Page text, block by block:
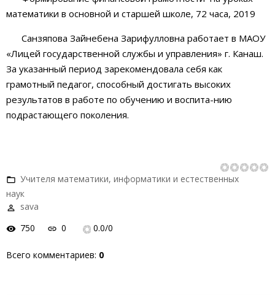
математики в основной и старшей школе, 72 часа, 2019
Санзяпова Зайнебена Зарифулловна работает в МАОУ
«Лицей государственной службы и управления» г. Канаш.
За указанный период зарекомендовала себя как
грамотный педагог, способный достигать высоких
результатов в работе по обучению и воспита-нию
подрастающего поколения.
Учителя математики, информатики и естественных
наук
sava
750
0 0.0/0
Всего комментариев: 0